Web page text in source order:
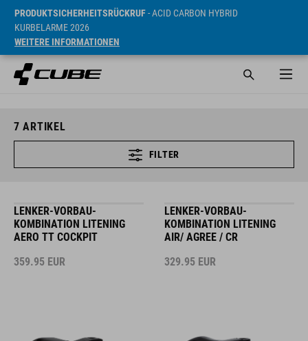
PRODUKTSICHERHEITSRÜCKRUF- ACID CARBON HYBRID
KURBELARME 2026
WEITERE INFORMATIONEN
7 ARTIKEL
FILTER
LENKER-VORBAU-
KOMBINATION LITENING
AERO TT COCKPIT
359.95 EUR
LENKER-VORBAU-
KOMBINATION LITENING
AIR/ AGREE / CR
329.95 EUR